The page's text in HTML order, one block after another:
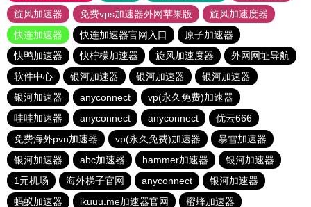
旋风加速器
免费vps加速器外网苹果版
旋风加速度器
快连加速器
快连加速器官网入口
原子加速器
快鸭加速器
快柠檬加速器 旋风加速度器
外网网址导航
软件中心
银河加速器 银河加速器
银河加速器
银河加速器
anyconnect
vp(永久免费)加速器
哇哇加速器
anyconnect anyconnect
优云666
免费海外pvn加速器
vp(永久免费)加速器
暴雪加速器
银河加速器
abc加速器 hammer加速器
银河加速器
1元机场
海外梯子官网 anyconnect
银河加速器
蚂蚁加速器
ikuuu.me加速器官网 蜜蜂加速器